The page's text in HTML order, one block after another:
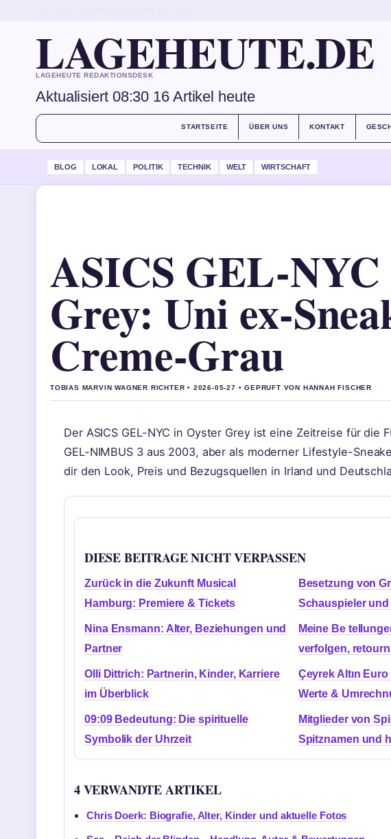
LAGEHEUTE.DE
LAGEHEUTE REDAKTIONSDESK
Aktualisiert 08:30 16 Artikel heute
STARTSEITE ÜBER UNS KONTAKT
BLOG LOKAL POLITIK TECHNIK WELT WIRTSCHAFT
ASICS GEL-
Grey: Uni ex-
Creme-Grau
TOBIAS MARVIN WAGNER RICHTER • 2026-05-27 • GEPRUFT VON HANNAH FISCHER
Der ASICS GEL-NYC in Oyster Grey ist eine Zeitreise für die
GEL-NIMBUS 3 aus 2003, aber als moderner Lifestyle-
dir den Look, Preis und Bezugsquellen in Irland und
DIESE BEITRAGE NICHT VERPASSEN
Zurück in die Zukunft Musical
Hamburg: Premiere & Tickets
Besetzung von
Schauspieler und
Nina Ensmann: Alter, Beziehungen und
Partner
Meine Be
verfolgen,
Olli Dittrich: Partnerin, Kinder, Karriere
im Überblick
Çeyrek Altın
Werte &
09:09 Bedeutung: Die spirituelle
Symbolik der Uhrzeit
Mitglieder von
Spitznamen und
4 VERWANDTE ARTIKEL
Chris Doerk: Biografie, Alter, Kinder und aktuelle Fotos